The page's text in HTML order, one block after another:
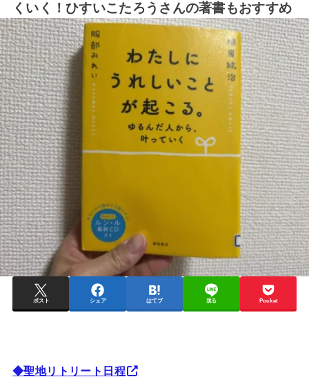
くいく！ひすいこたろうさんの著書もおすすめ
ポスト シェア はてブ 送る Pocket
◆聖地リトリート日程